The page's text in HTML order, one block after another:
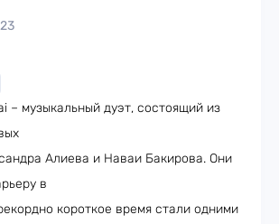
– музыкальный дуэт, состоящий из
Алиева и Наваи Бакирова. Они
в
короткое время стали одними